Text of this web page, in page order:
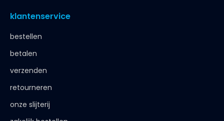
klantenservice
bestellen
betalen
verzenden
retourneren
onze slijterij